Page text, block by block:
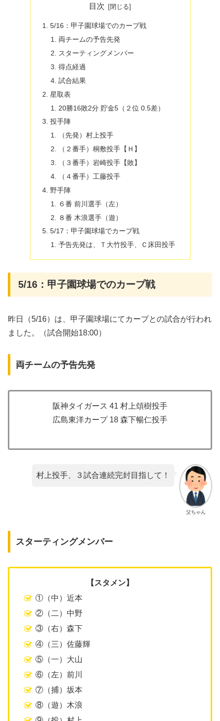
目次
5/16：甲子園球場でのカープ戦
両チームの予告先発
スターティングメンバー
得点経過
試合結果
星取表
20勝16敗2分 貯金5（２位 0.5差）
投手陣
（先発）村上投手
（２番手）桐敷投手【Ｈ】
（３番手）岩崎投手【敗】
（４番手）工藤投手
野手陣
６番 前川選手（左）
８番 木浪選手（遊）
5/17：甲子園球場でカープ戦
予告先発は、Ｔ大竹投手、Ｃ床田投手
5/16：甲子園球場でのカープ戦
昨日（5/16）は、甲子園球場にてカープとの試合が行われ
ました。（試合開始18:00）
両チームの予告先発
阪神タイガース 41 村上頌樹投手
広島東洋カープ 18 森下暢仁投手
父ちゃん
村上投手、３試合連続完封目指して！
スターティングメンバー
【スタメン】
①（中）近本
②（二）中野
③（右）森下
④（三）佐藤輝
⑤（一）大山
⑥（左）前川
⑦（捕）坂本
⑧（遊）木浪